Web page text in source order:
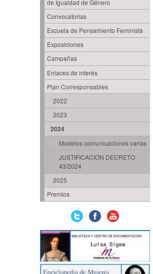
de Igualdad de Género
Convocatorias
Escuela de Pensamiento Feminista
Exposiciones
Campañas
Enlaces de interés
Plan Corresponsables
2022
2023
2024
Modelos comunicaciones varias
JUSTIFICACIÓN DECRETO
43/2024
2025
Premios